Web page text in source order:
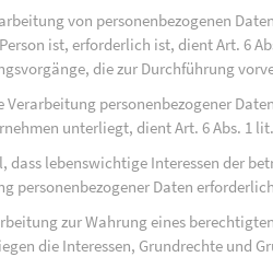
von personenbezogenen
ist, erforderlich ist, dient Art. 6
die zur Durchführung
Verarbeitung personenbezogener
unterliegt, dient Art. 6 Abs. 1
dass lebenswichtige Interessen der
personenbezogener Daten
zur Wahrung eines
die Interessen, Grundrechte und